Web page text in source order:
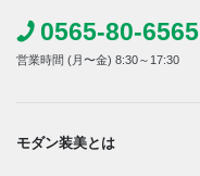
0565-80-6565
営業時間 (月〜金) 8:30～17:30
モダン装美とは